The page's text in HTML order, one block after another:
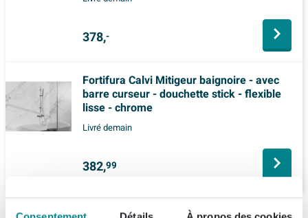
378,-
Fortifura Calvi Mitigeur baignoire - avec
barre curseur - douchette stick - flexible
lisse - chrome
Livré demain
382,99